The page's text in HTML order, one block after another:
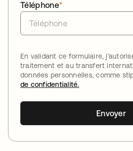
*
Téléphone
En validant ce formulaire,
traitement et au transfert
données personnelles, comme
de confidentialité.
Envoyer